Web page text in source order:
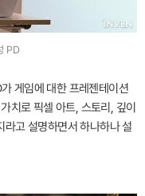
PD
게임에 대한 프레젠테이션
치로 픽셀 아트, 스토리, 깊이
라고 설명하면서 하나하나 설